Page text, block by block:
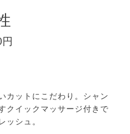
カットにこだわり。シャン
クイックマッサージ付きで
ッシュ。